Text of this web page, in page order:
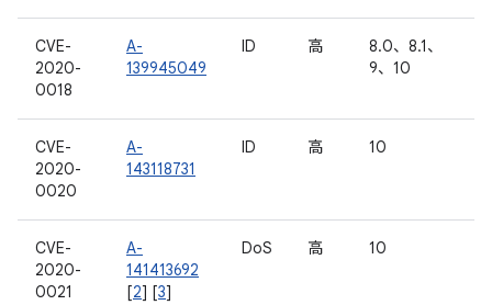
CVE-
2020-
0018
A-
139945049
ID 高
8.0、8.1、
9、10
CVE-
2020-
0020
A-
143118731
ID 高 10
CVE-
2020-
0021
A-
141413692
[2] [3]
DoS 高 10